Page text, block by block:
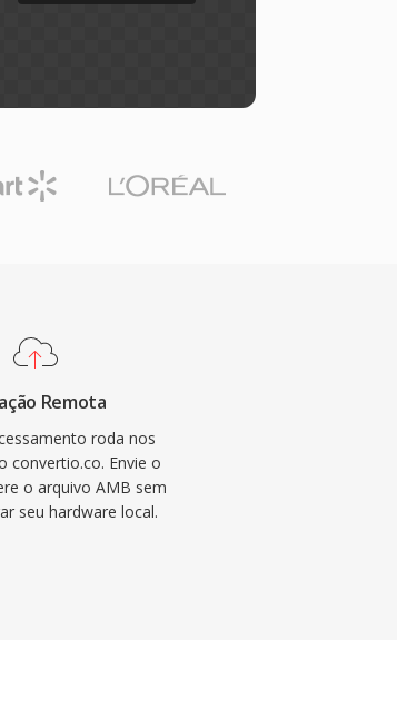
Remota
roda nos
convertio.co. Envie o
o arquivo AMB sem
seu hardware local.